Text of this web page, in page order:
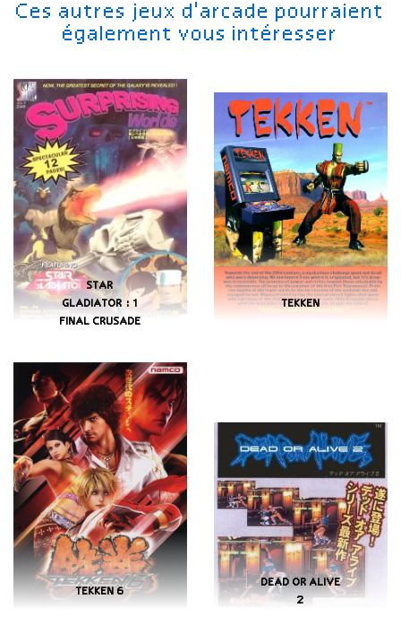
Ces autres jeux d'arcade pourraient
également vous intéresser
STAR
GLADIATOR : 1
FINAL CRUSADE
TEKKEN
TEKKEN 6
DEAD OR ALIVE
2